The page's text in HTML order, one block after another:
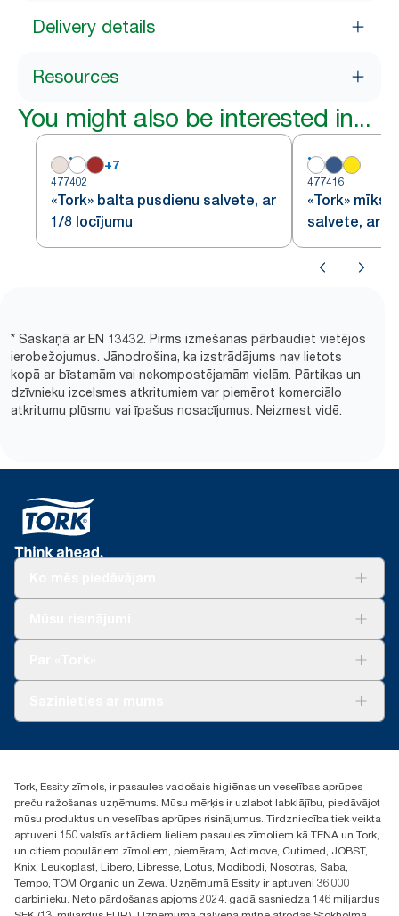
Delivery details
Resources
You might also be interested in...
+7
477402
«Tork» balta pusdienu salvete, ar
1/8 locījumu
477416
«Tork»
salvete, ar
* Saskaņā ar EN 13432. Pirms izmešanas pārbaudiet vietējos
ierobežojumus. Jānodrošina, ka izstrādājums nav lietots
kopā ar bīstamām vai nekompostējamām vielām. Pārtikas un
dzīvnieku izcelsmes atkritumiem var piemērot komerciālo
atkritumu plūsmu vai īpašus nosacījumus. Neizmest vidē.
+371 29141799
Atrast izplatītāju
Ulbrokas street 19A
Riga, Latvija
LV-1028
Tork, Essity zīmols, ir pasaules vadošais higiēnas un veselības aprūpes
preču ražošanas uzņēmums. Mūsu mērķis ir uzlabot labklājību, piedāvājot
mūsu produktus un veselības aprūpes risinājumus. Tirdzniecība tiek veikta
aptuveni 150 valstīs ar tādiem lieliem pasaules zīmoliem kā TENA un Tork,
un citiem populāriem zīmoliem, piemēram, Actimove, Cutimed, JOBST,
Knix, Leukoplast, Libero, Libresse, Lotus, Modibodi, Nosotras, Saba,
Tempo, TOM Organic un Zewa. Uzņēmumā Essity ir aptuveni 36 000
darbinieku. Neto pārdošanas apjoms 2024. gadā sasniedza 146 miljardus